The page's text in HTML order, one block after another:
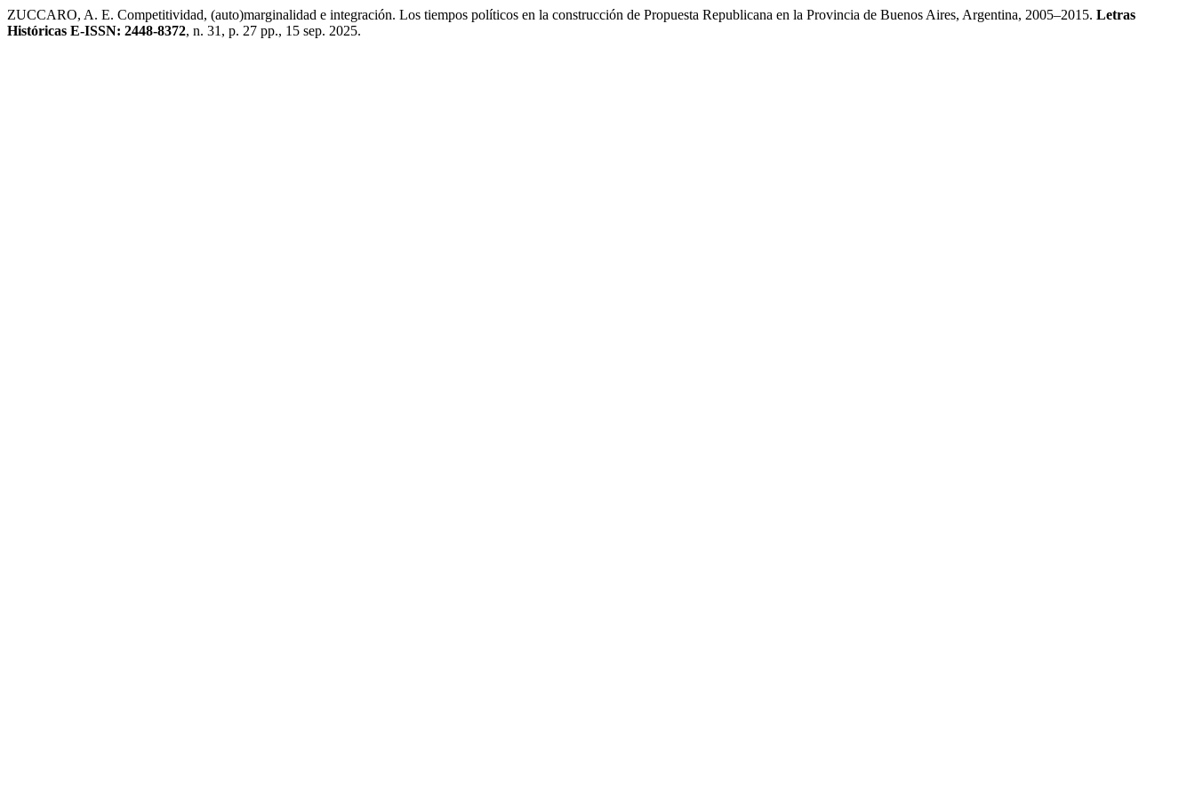
ZUCCARO, A. E. Competitividad, (auto)marginalidad e integración. Los tiempos políticos en la construcción de Propuesta Republicana en la Provincia de Buenos Aires, Argentina, 2005–2015. Letras
Históricas E-ISSN: 2448-8372, n. 31, p. 27 pp., 15 sep. 2025.